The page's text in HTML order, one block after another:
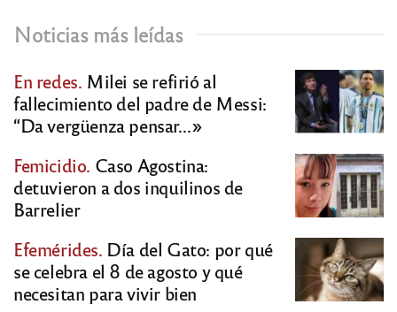
Noticias más leídas
En redes. Milei se refirió al
fallecimiento del padre de Messi:
“Da vergüenza pensar…»
Femicidio. Caso Agostina:
detuvieron a dos inquilinos de
Barrelier
Efemérides. Día del Gato: por qué
se celebra el 8 de agosto y qué
necesitan para vivir bien